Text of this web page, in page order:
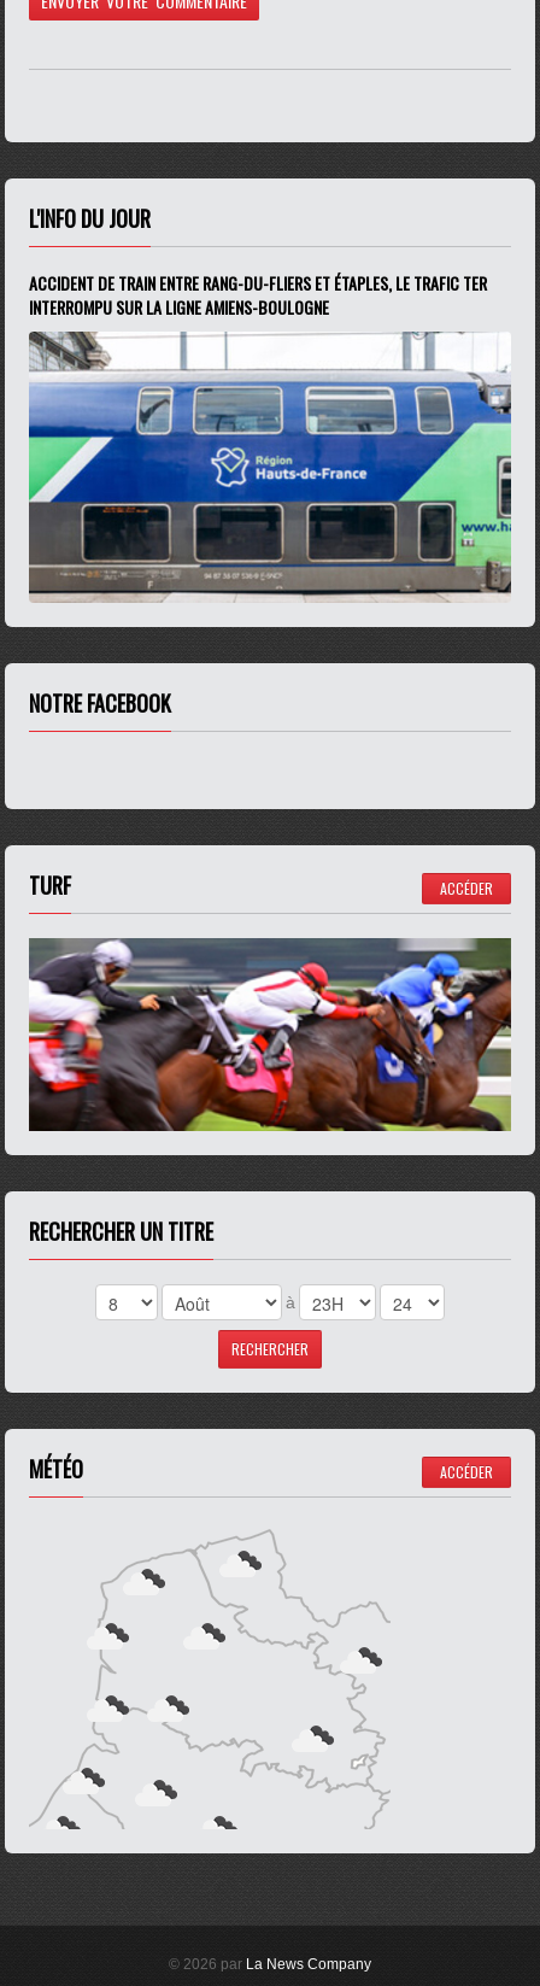
L'INFO DU JOUR
ACCIDENT DE TRAIN ENTRE RANG-DU-FLIERS ET ÉTAPLES, LE TRAFIC TER
INTERROMPU SUR LA LIGNE AMIENS-BOULOGNE
NOTRE FACEBOOK
TURF ACCÉDER
RECHERCHER UN TITRE
à
MÉTÉO ACCÉDER
© 2026 par La News Company